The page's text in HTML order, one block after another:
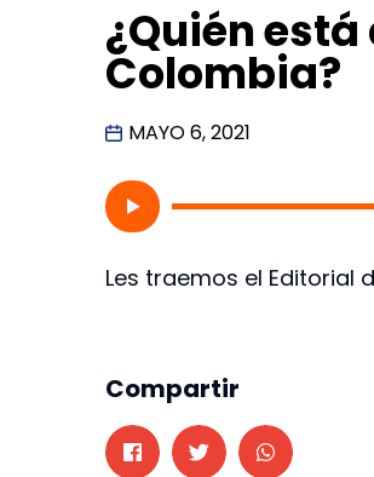
¿Quién
Colombia?
MAYO 6, 2021
Les traemos el Editorial
Compartir